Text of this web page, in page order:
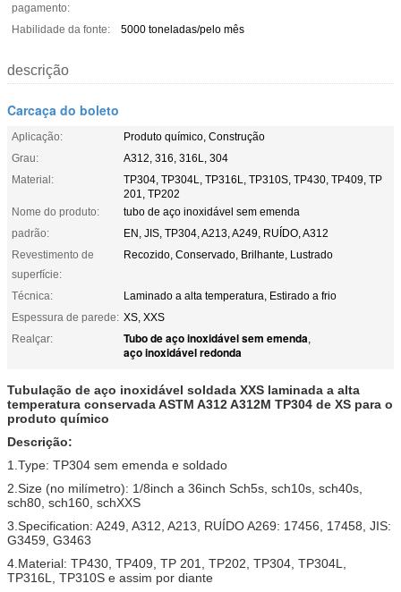
pagamento:
Habilidade da fonte: 5000 toneladas/pelo mês
descrição
Carcaça do boleto
Aplicação:
Produto químico, Construção
Grau:
A312, 316, 316L, 304
Material:
TP304, TP304L, TP316L, TP310S, TP430, TP409, TP
201, TP202
Nome do produto:
tubo de aço inoxidável sem emenda
padrão:
EN, JIS, TP304, A213, A249, RUÍDO, A312
Revestimento de
superfície:
Recozido, Conservado, Brilhante, Lustrado
Técnica:
Laminado a alta temperatura, Estirado a frio
Espessura de parede: XS, XXS
Realçar:
Tubo de aço inoxidável sem emenda,
aço inoxidável redonda
Tubulação de aço inoxidável soldada XXS laminada a alta
temperatura conservada ASTM A312 A312M TP304 de XS para o
produto químico
Descrição:
1.Type: TP304 sem emenda e soldado
2.Size (no milímetro): 1/8inch a 36inch Sch5s, sch10s, sch40s,
sch80, sch160, schXXS
3.Specification: A249, A312, A213, RUÍDO A269: 17456, 17458, JIS:
G3459, G3463
4.Material: TP430, TP409, TP 201, TP202, TP304, TP304L,
TP316L, TP310S e assim por diante